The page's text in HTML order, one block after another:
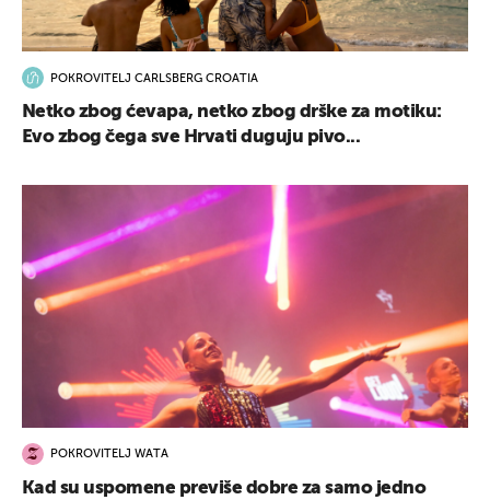
POKROVITELJ CARLSBERG CROATIA
Netko zbog ćevapa, netko zbog drške za motiku:
Evo zbog čega sve Hrvati duguju pivo...
POKROVITELJ WATA
Kad su uspomene previše dobre za samo jedno